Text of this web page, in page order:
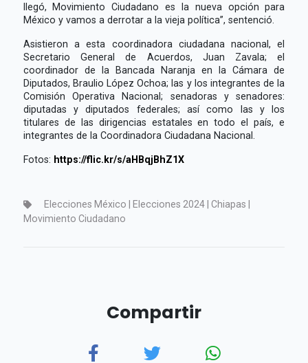
llegó, Movimiento Ciudadano es la nueva opción para
México y vamos a derrotar a la vieja política”, sentenció.
Asistieron a esta coordinadora ciudadana nacional, el
Secretario General de Acuerdos, Juan Zavala; el
coordinador de la Bancada Naranja en la Cámara de
Diputados, Braulio López Ochoa; las y los integrantes de la
Comisión Operativa Nacional; senadoras y senadores:
diputadas y diputados federales; así como las y los
titulares de las dirigencias estatales en todo el país, e
integrantes de la Coordinadora Ciudadana Nacional.
Fotos: https://flic.kr/s/aHBqjBhZ1X
Elecciones México | Elecciones 2024 | Chiapas |
Movimiento Ciudadano
Compartir